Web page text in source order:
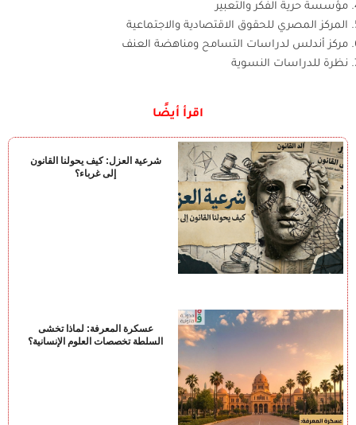
مؤسسة حرية الفكر والتعبير
المركز المصري للحقوق الاقتصادية والاجتماعية
مركز أندلس لدراسات التسامح ومناهضة العنف
نظرة للدراسات النسوية
اقرأ أيضًا
شرعية العزل: كيف يحولنا القانون
إلى غرباء؟
عسكرة المعرفة: لماذا تخشى
السلطة تخصصات العلوم الإنسانية؟